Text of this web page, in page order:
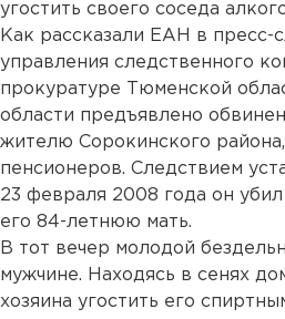
угостить своего соседа
Как рассказали ЕАН в пресс-
управления следственного
прокуратуре Тюменской
области предъявлено
жителю Сорокинского
пенсионеров. Следствием
23 февраля 2008 года он
его 84-летнюю мать.
В тот вечер молодой
мужчине. Находясь в сенях
хозяина угостить его